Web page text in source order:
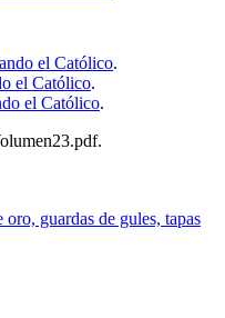
el Católico.
el Católico.
el Católico.